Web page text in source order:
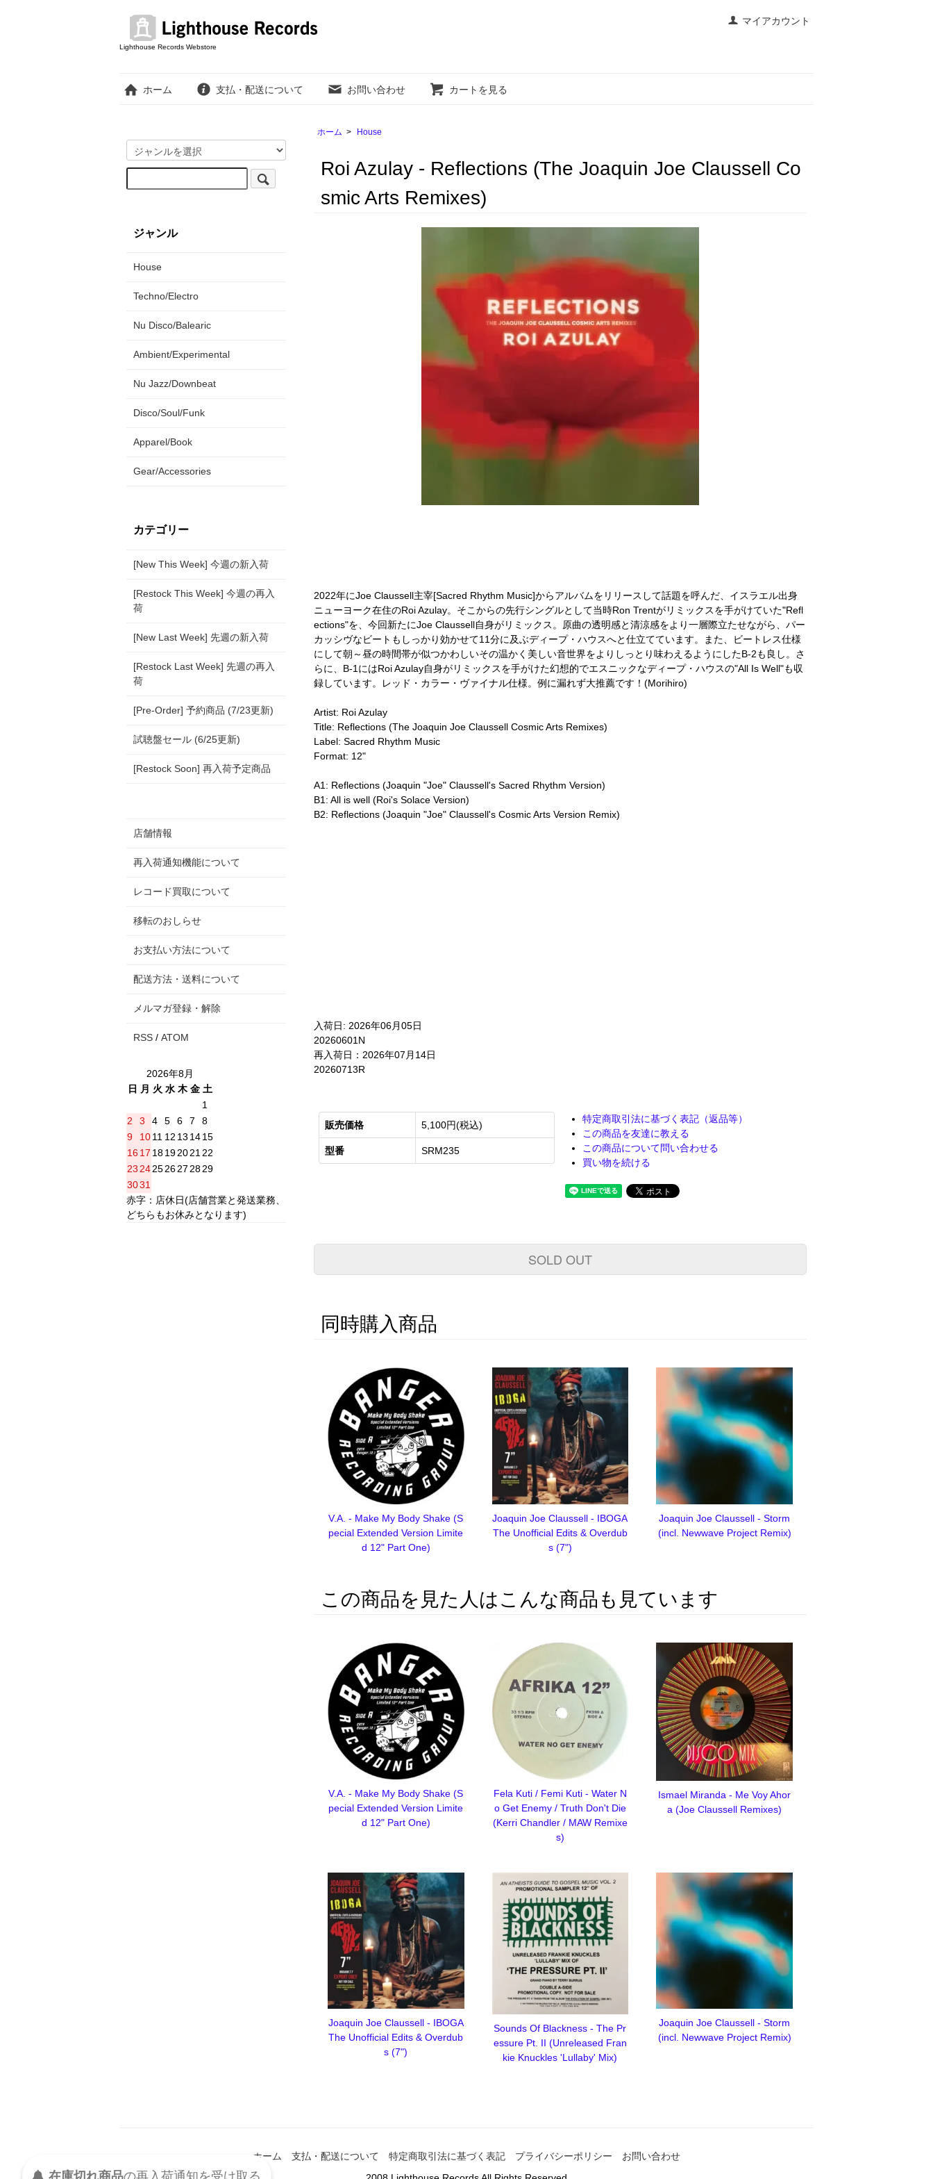
マイアカウント
Lighthouse Records Webstore
ホーム 支払・配送について お問い合わせ カートを見る
ホーム > House
Roi Azulay - Reflections (The Joaquin Joe Claussell Co
smic Arts Remixes)
2022年にJoe Claussell主宰[Sacred Rhythm Music]からアルバムをリリースして話題を呼んだ、イスラエル出身
ニューヨーク在住のRoi Azulay。そこからの先行シングルとして当時Ron Trentがリミックスを手がけていた"Refl
ections"を、今回新たにJoe Claussell自身がリミックス。原曲の透明感と清涼感をより一層際立たせながら、パー
カッシヴなビートもしっかり効かせて11分に及ぶディープ・ハウスへと仕立てています。また、ビートレス仕様
にして朝～昼の時間帯が似つかわしいその温かく美しい音世界をよりしっとり味わえるようにしたB-2も良し。さ
らに、B-1にはRoi Azulay自身がリミックスを手がけた幻想的でエスニックなディープ・ハウスの"All Is Well"も収
録しています。レッド・カラー・ヴァイナル仕様。例に漏れず大推薦です！(Morihiro)
Artist: Roi Azulay
Title: Reflections (The Joaquin Joe Claussell Cosmic Arts Remixes)
Label: Sacred Rhythm Music
Format: 12"
A1: Reflections (Joaquin "Joe" Claussell's Sacred Rhythm Version)
B1: All is well (Roi's Solace Version)
B2: Reflections (Joaquin "Joe" Claussell's Cosmic Arts Version Remix)
入荷日: 2026年06月05日
20260601N
再入荷日：2026年07月14日
20260713R
販売価格 5,100円(税込)
型番 SRM235
特定商取引法に基づく表記（返品等）
この商品を友達に教える
この商品について問い合わせる
買い物を続ける
SOLD OUT
同時購入商品
V.A. - Make My Body Shake (S
pecial Extended Version Limite
d 12" Part One)
Joaquin Joe Claussell - IBOGA
The Unofficial Edits & Overdub
s (7")
Joaquin Joe Claussell - Storm
(incl. Newwave Project Remix)
この商品を見た人はこんな商品も見ています
V.A. - Make My Body Shake (S
pecial Extended Version Limite
d 12" Part One)
Fela Kuti / Femi Kuti - Water N
o Get Enemy / Truth Don't Die
(Kerri Chandler / MAW Remixe
s)
Ismael Miranda - Me Voy Ahor
a (Joe Claussell Remixes)
Joaquin Joe Claussell - IBOGA
The Unofficial Edits & Overdub
s (7")
Sounds Of Blackness - The Pr
essure Pt. II (Unreleased Fran
kie Knuckles 'Lullaby' Mix)
Joaquin Joe Claussell - Storm
(incl. Newwave Project Remix)
ジャンル
House
Techno/Electro
Nu Disco/Balearic
Ambient/Experimental
Nu Jazz/Downbeat
Disco/Soul/Funk
Apparel/Book
Gear/Accessories
カテゴリー
[New This Week] 今週の新入荷
[Restock This Week] 今週の再入
荷
[New Last Week] 先週の新入荷
[Restock Last Week] 先週の再入
荷
[Pre-Order] 予約商品 (7/23更新)
試聴盤セール (6/25更新)
[Restock Soon] 再入荷予定商品
店舗情報
再入荷通知機能について
レコード買取について
移転のおしらせ
お支払い方法について
配送方法・送料について
メルマガ登録・解除
RSS / ATOM
2026年8月
日
月 火 水 木 金 土
1
2
3 4 5 6 7
8
9
1011 12 13 1415
16 17 18192021 22
23 24252627 2829
3031
赤字：店休日(店舗営業と発送業務、
どちらもお休みとなります)
ホーム 支払・配送について 特定商取引法に基づく表記 プライバシーポリシー
お問い合わせ
在庫切れ商品の再入荷通知を受け取る